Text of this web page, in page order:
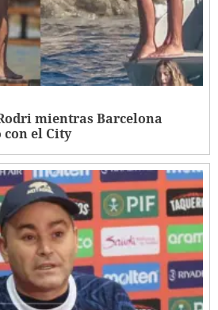
mientras Barcelona
con el City